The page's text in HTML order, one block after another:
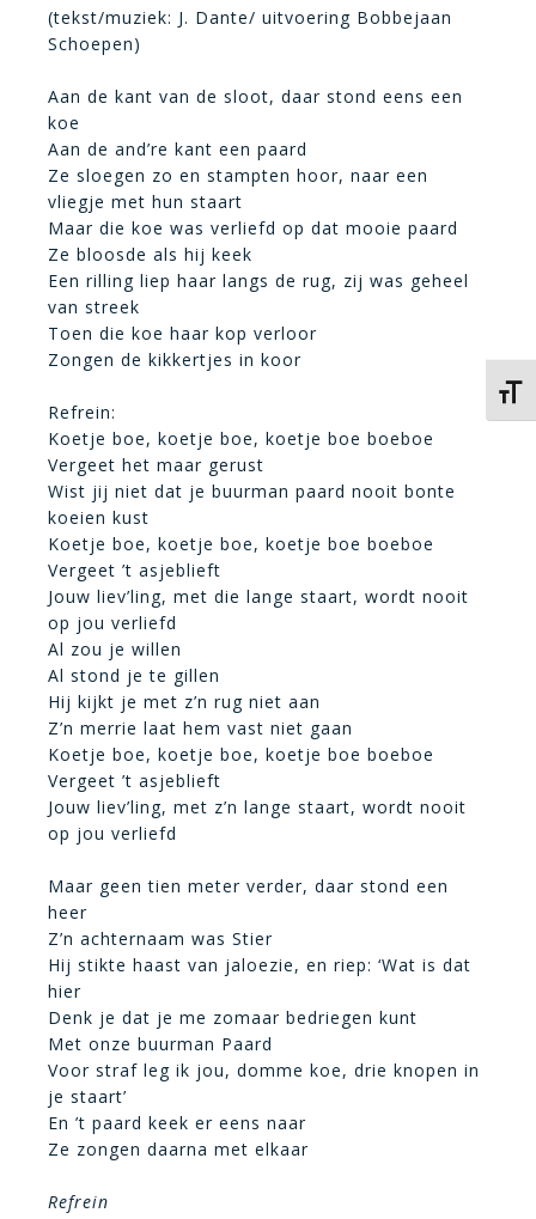
(tekst/muziek: J. Dante/ uitvoering Bobbejaan
Schoepen)
Aan de kant van de sloot, daar stond eens een
koe
Aan de and’re kant een paard
Ze sloegen zo en stampten hoor, naar een
vliegje met hun staart
Maar die koe was verliefd op dat mooie paard
Ze bloosde als hij keek
Een rilling liep haar langs de rug, zij was geheel
van streek
Toen die koe haar kop verloor
Zongen de kikkertjes in koor
Refrein:
Koetje boe, koetje boe, koetje boe boeboe
Vergeet het maar gerust
Wist jij niet dat je buurman paard nooit bonte
koeien kust
Koetje boe, koetje boe, koetje boe boeboe
Vergeet ’t asjeblieft
Jouw liev’ling, met die lange staart, wordt nooit
op jou verliefd
Al zou je willen
Al stond je te gillen
Hij kijkt je met z’n rug niet aan
Z’n merrie laat hem vast niet gaan
Koetje boe, koetje boe, koetje boe boeboe
Vergeet ’t asjeblieft
Jouw liev’ling, met z’n lange staart, wordt nooit
op jou verliefd
Maar geen tien meter verder, daar stond een
heer
Z’n achternaam was Stier
Hij stikte haast van jaloezie, en riep: ‘Wat is dat
hier
Denk je dat je me zomaar bedriegen kunt
Met onze buurman Paard
Voor straf leg ik jou, domme koe, drie knopen in
je staart’
En ’t paard keek er eens naar
Ze zongen daarna met elkaar
Refrein